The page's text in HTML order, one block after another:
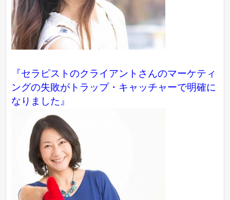
『セラピストのクライアントさんのマーケティ
ングの失敗がトラップ・キャッチャーで明確に
なりました』